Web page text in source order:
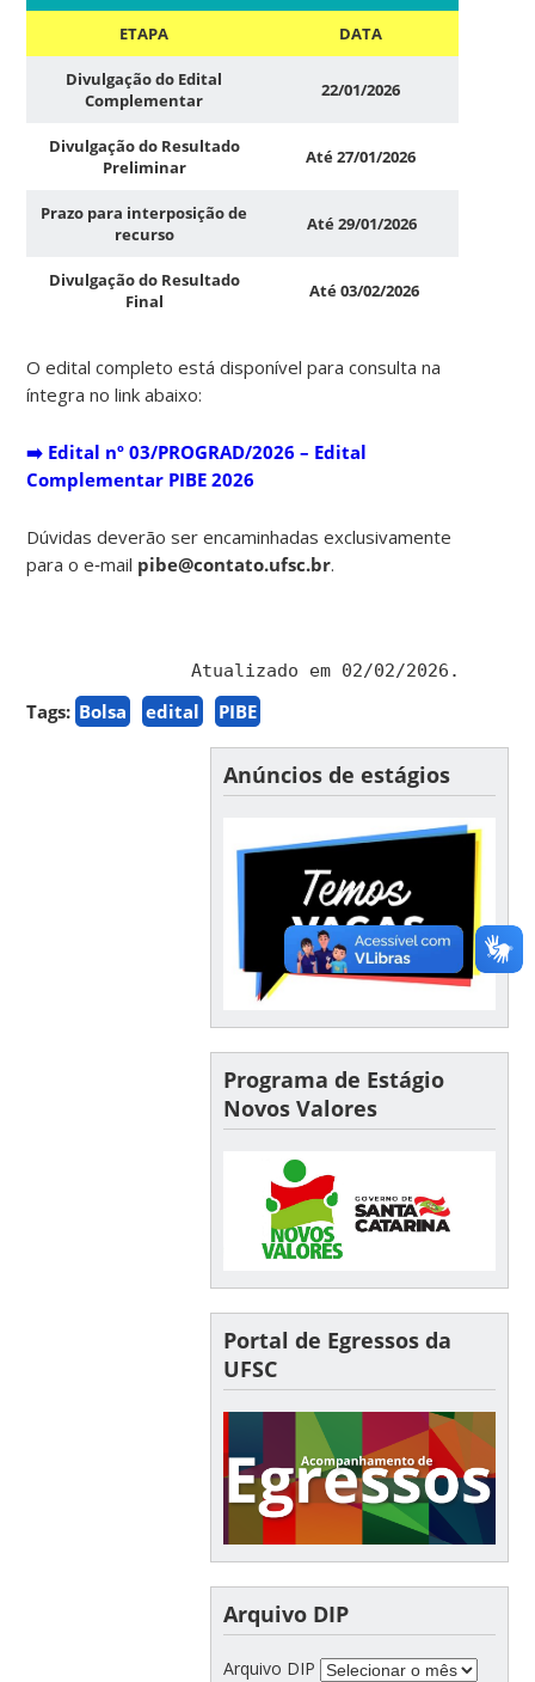
ETAPA DATA
Divulgação do Edital
Complementar
22/01/2026
Divulgação do Resultado
Preliminar
Até 27/01/2026
Prazo para interposição de
recurso
Até 29/01/2026
Divulgação do Resultado
Final
Até 03/02/2026
O edital completo está disponível para consulta na
íntegra no link abaixo:
➡️ Edital nº 03/PROGRAD/2026 – Edital
Complementar PIBE 2026
Dúvidas deverão ser encaminhadas exclusivamente
para o e‑mail pibe@contato.ufsc.br.
Atualizado em 02/02/2026.
Tags: Bolsa edital PIBE
Anúncios de estágios
Programa de Estágio
Novos Valores
Portal de Egressos da
UFSC
Arquivo DIP
Arquivo DIP